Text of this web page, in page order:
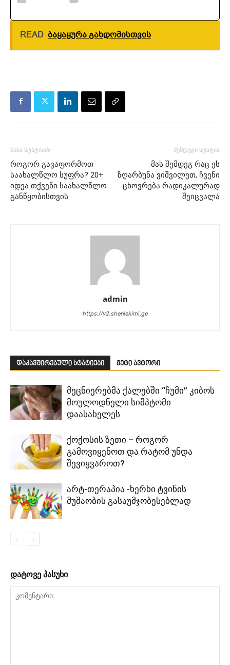
READ ბაყაყურა გახდომისთვის
წინა სტატიაში
როგორ გავაფორმოთ
საახალწლო სუფრა? 20+
იდეა თქვენი საახალწლო
განწყობისთვის
შემდეგი სტატია
მას შემდეგ რაც ეს
ზღარბუნა ვიშვილეთ, ჩვენი
ცხოვრება რადიკალურად
შეიცვალა
admin
https://v2.sheniekimi.ge
დაკავშირებული სტატიები მეტი ავტორი
მეცნიერებმა ქალებში “ჩუმი” კიბოს
მოულოდნელი სიმპტომი
დაასახელეს
ქოქოსის ზეთი – როგორ
გამოვიყენოთ და რატომ უნდა
შევიყვაროთ?
არტ-თერაპია -ხერხი ტვინის
მუშაობის გასაუმჯობესებლად
დატოვე პასუხი